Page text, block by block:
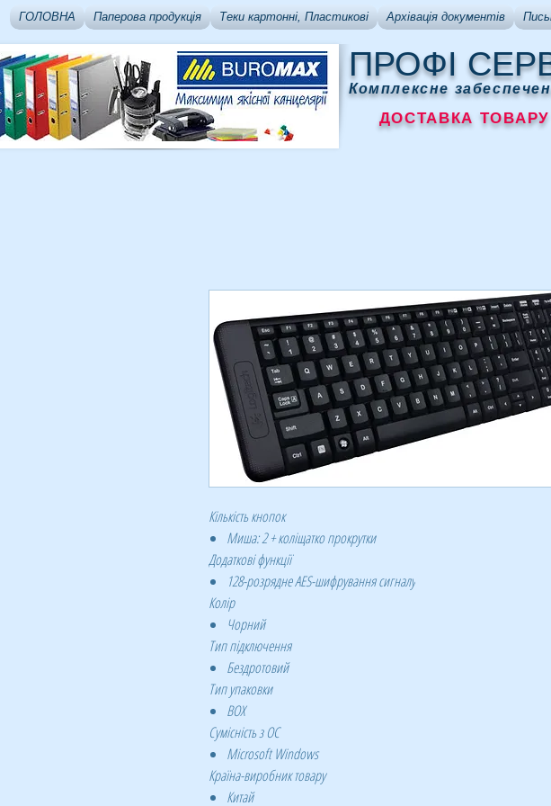
ГОЛОВНА Паперова продукція Теки картонні, Пластикові Архівація документів
ПРОФІ
Комплексне
ДОСТАВКА ТОВАРУ
Кількість кнопок
Миша: 2 + коліщатко прокрутки
Додаткові функції
128-розрядне AES-шифрування сигналу
Колір
Чорний
Тип підключення
Бездротовий
Тип упаковки
BOX
Сумісність з ОС
Microsoft Windows
Країна-виробник товару
Китай